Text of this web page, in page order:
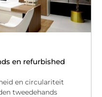
en refurbished
en circulariteit
tweedehands